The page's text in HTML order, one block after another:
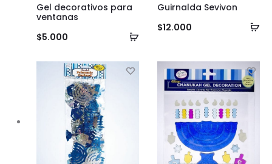
Añadir
carrito
Gel decorativos para
ventanas
$5.000
Guirnalda Sevivon
$12.000